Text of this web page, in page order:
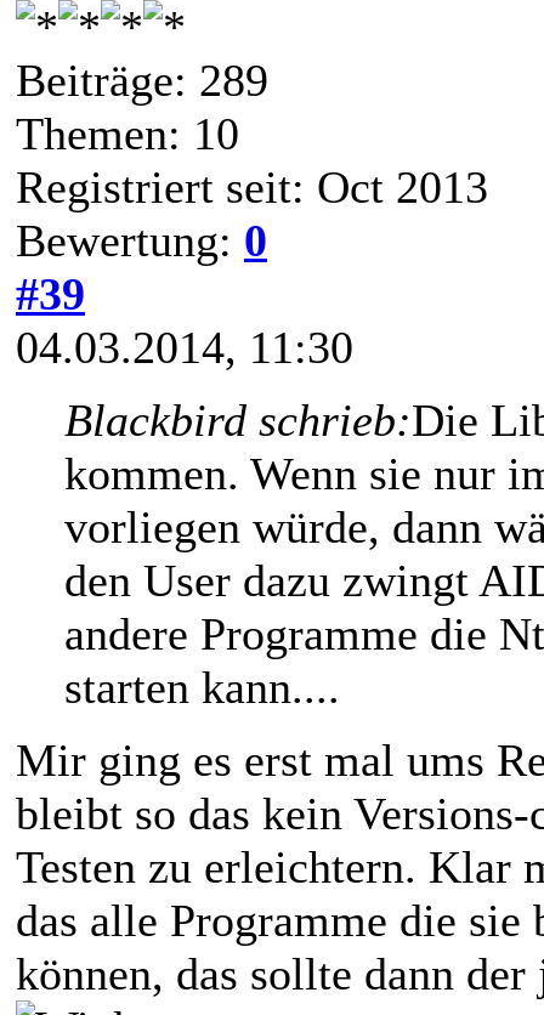
Beiträge: 289
Themen: 10
Registriert seit: Oct 2013
Bewertung: 0
#39
04.03.2014, 11:30
Blackbird schrieb:Die
kommen. Wenn sie nur
vorliegen würde, dann
den User dazu zwingt
andere Programme die
starten kann....
Mir ging es erst mal ums
bleibt so das kein Versions-
Testen zu erleichtern. Klar
das alle Programme die
können, das sollte dann